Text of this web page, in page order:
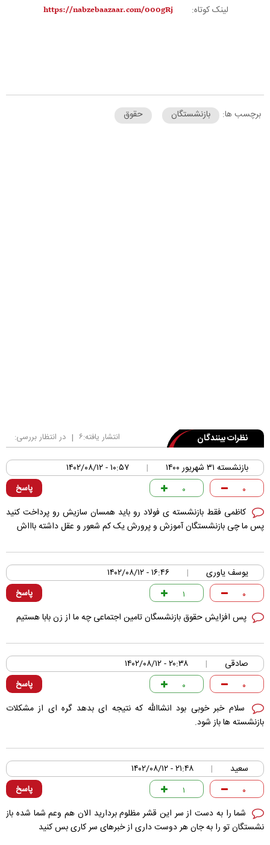
لینک کوتاه:
برچسب ها: بازنشستگان حقوق
نظرات بینندگان در انتظار بررسی: | انتشار یافته:۶
بازنشسته ۳۱ شهریور ۱۴۰۰ | ۱۰:۵۷ - ۱۴۰۲/۰۸/۱۲
پاسخ ۰ ۰
کاظمی فقط بازنشسته ی فولاد رو باید همسان سازیش رو پرداخت کنید
پس ما چی بازنشستگان آموزش و پرورش یک کم شعور و عقل داشته باااش
یوسف یاوری | ۱۶:۴۶ - ۱۴۰۲/۰۸/۱۲
پاسخ ۰ ۱
پس افزایش حقوق بازنشسگان تامین اجتماعی چه ما از زن بابا هستیم
صادقی | ۲۰:۳۸ - ۱۴۰۲/۰۸/۱۲
پاسخ ۰ ۰
سلام خبر خوبی بود انشاالله که نتیجه ای بدهد گره ای از مشکلات
بازنشسته ها باز شود.
سعید | ۲۱:۴۸ - ۱۴۰۲/۰۸/۱۲
پاسخ ۰ ۱
شما را به دست از سر این قشر مظلوم بردارید الان هم وعم شما شده باز
نشستگان تو را به جان هر دوست داری از خبرهای سر کاری بس کنید